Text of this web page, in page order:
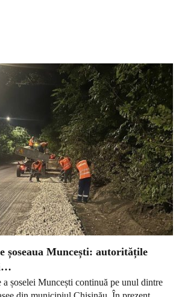
șoseaua Muncești: autoritățile
șoselei Muncești continuă pe unul dintre